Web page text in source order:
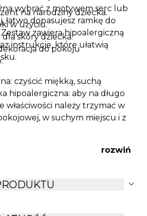
wybrać z motywem serc lub
łatwo dopasujesz ramkę do
zawiera hipoalergiczną
instrukcje, które ułatwią
na narodziny dziecka.
w użyciu.
skóry dziecka.
do pokoju
czyścić miękką, suchą
hipoalergiczna: aby na długo
właściwości należy trzymać w
w suchym miejscu i z
rozwiń
expand_more